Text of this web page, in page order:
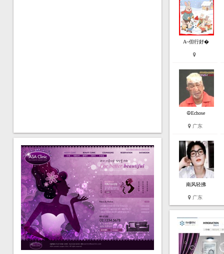
A~但行好�
☮Echose
广东
南风轻拂
广东